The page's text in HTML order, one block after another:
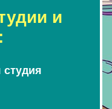
и
студия